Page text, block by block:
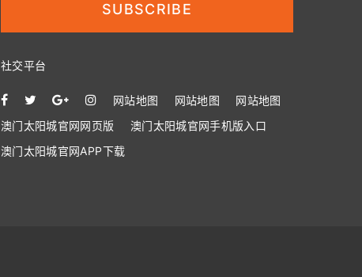
SUBSCRIBE
社交平台
网站地图 网站地图
网站地图
澳门太阳城官网网页版
澳门太阳城官网手机版入口
澳门太阳城官网APP下载